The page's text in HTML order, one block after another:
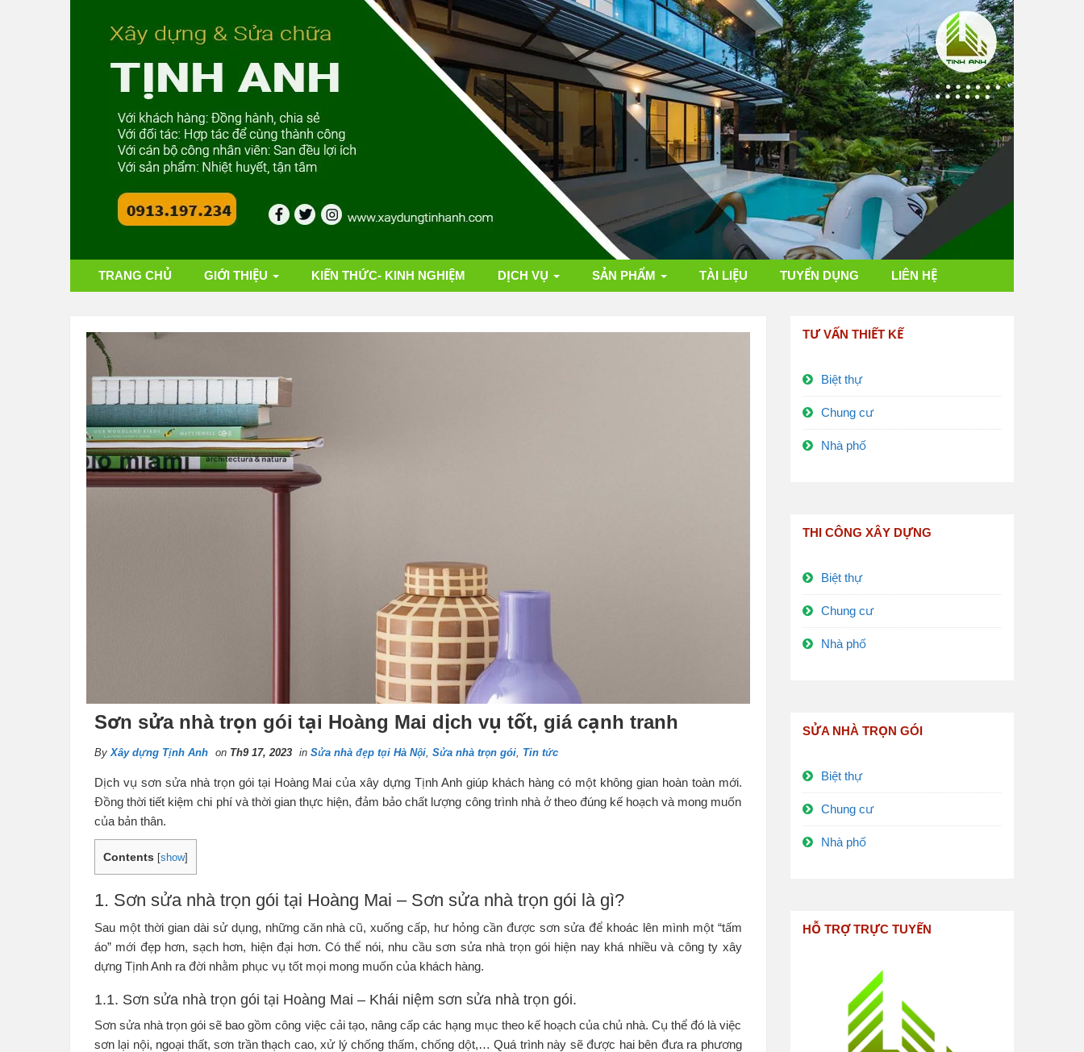
TRANG CHỦ GIỚI THIỆU KIẾN THỨC- KINH NGHIỆM DỊCH VỤ SẢN PHẨM TÀI LIỆU TUYỂN DỤNG LIÊN HỆ
Sơn sửa nhà trọn gói tại Hoàng Mai dịch vụ tốt, giá cạnh tranh
By Xây dựng Tịnh Anh on Th9 17, 2023 in Sửa nhà đẹp tại Hà Nội Sửa nhà trọn gói Tin tức
Dịch vụ sơn sửa nhà trọn gói tại Hoàng Mai của xây dựng Tịnh Anh giúp khách hàng có một không gian hoàn toàn mới.
Đồng thời tiết kiệm chi phí và thời gian thực hiện, đảm bảo chất lượng công trình nhà ở theo đúng kế hoạch và mong muốn
của bản thân.
Contents [show]
1. Sơn sửa nhà trọn gói tại Hoàng Mai – Sơn sửa nhà trọn gói là gì?
Sau một thời gian dài sử dụng, những căn nhà cũ, xuống cấp, hư hỏng cần được sơn sửa để khoác lên mình một “tấm
áo” mới đẹp hơn, sạch hơn, hiện đại hơn. Có thể nói, nhu cầu sơn sửa nhà trọn gói hiện nay khá nhiều và công ty xây
dựng Tịnh Anh ra đời nhằm phục vụ tốt mọi mong muốn của khách hàng.
1.1. Sơn sửa nhà trọn gói tại Hoàng Mai – Khái niệm sơn sửa nhà trọn gói.
Sơn sửa nhà trọn gói sẽ bao gồm công việc cải tạo, nâng cấp các hạng mục theo kế hoạch của chủ nhà. Cụ thể đó là việc
sơn lại nội, ngoại thất, sơn trần thạch cao, xử lý chống thấm, chống dột,… Quá trình này sẽ được hai bên đưa ra phương
TƯ VẤN THIẾT KẾ
Biệt thự
Chung cư
Nhà phố
THI CÔNG XÂY DỰNG
Biệt thự
Chung cư
Nhà phố
SỬA NHÀ TRỌN GÓI
Biệt thự
Chung cư
Nhà phố
HỖ TRỢ TRỰC TUYẾN